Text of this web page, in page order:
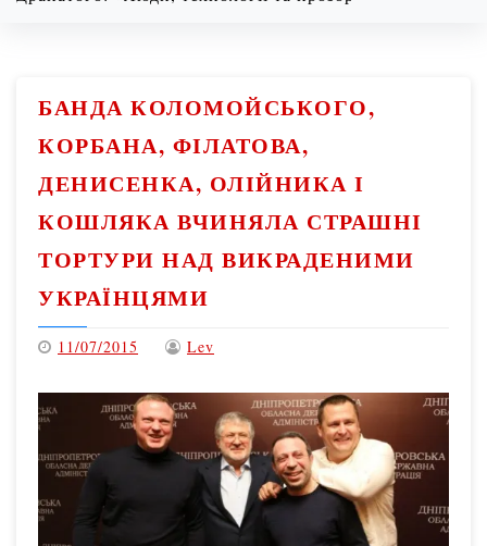
БАНДА КОЛОМОЙСЬКОГО,
КОРБАНА, ФІЛАТОВА,
ДЕНИСЕНКА, ОЛІЙНИКА І
КОШЛЯКА ВЧИНЯЛА СТРАШНІ
ТОРТУРИ НАД ВИКРАДЕНИМИ
УКРАЇНЦЯМИ
11/07/2015 Lev